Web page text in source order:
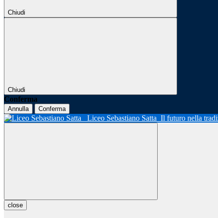
Chiudi
Chiudi
Conferma
Annulla Conferma
Liceo Sebastiano Satta Il futuro nella
close